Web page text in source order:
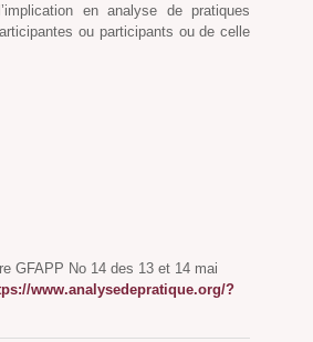
en analyse de pratiques
ou participants ou de celle
GFAPP No 14 des 13 et 14 mai
www.analysedepratique.org/?